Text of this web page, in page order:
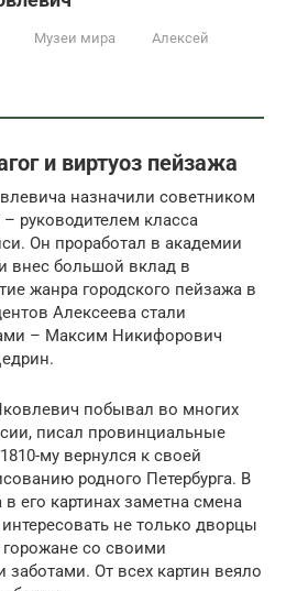
Музеи мира
Алексей
и виртуоз пейзажа
назначили советником
руководителем класса
Он проработал в академии
внес большой вклад в
жанра городского пейзажа в
Алексеева стали
– Максим Никифорович
побывал во многих
писал провинциальные
му вернулся к своей
родного Петербурга. В
в его картинах заметна смена
не только дворцы
со своими
От всех картин веяло